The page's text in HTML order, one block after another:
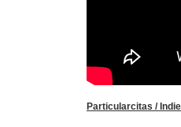
Particularcitas /